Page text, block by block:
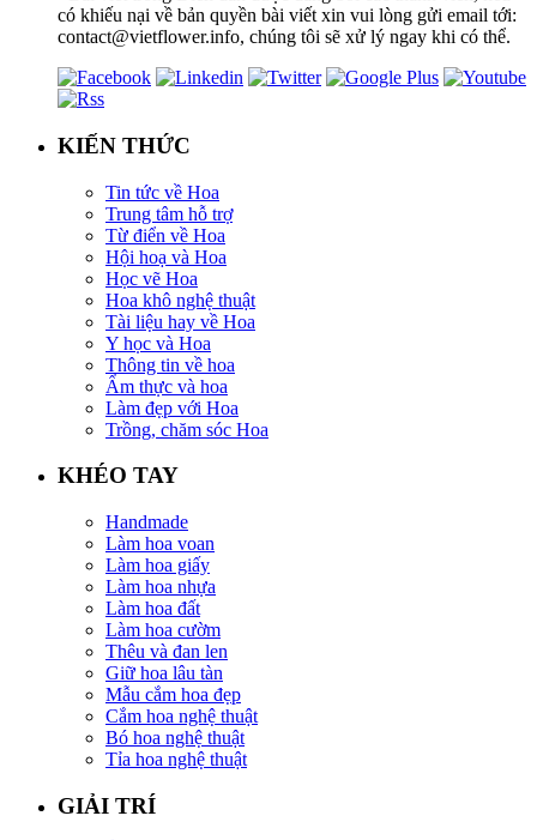
có khiếu nại về bản quyền bài viết xin vui lòng gửi email tới:
contact@vietflower.info, chúng tôi sẽ xử lý ngay khi có thể.
KIẾN THỨC
Tin tức về Hoa
Trung tâm hỗ trợ
Từ điển về Hoa
Hội hoạ và Hoa
Học vẽ Hoa
Hoa khô nghệ thuật
Tài liệu hay về Hoa
Y học và Hoa
Thông tin về hoa
Ẩm thực và hoa
Làm đẹp với Hoa
Trồng, chăm sóc Hoa
KHÉO TAY
Handmade
Làm hoa voan
Làm hoa giấy
Làm hoa nhựa
Làm hoa đất
Làm hoa cườm
Thêu và đan len
Giữ hoa lâu tàn
Mẫu cắm hoa đẹp
Cắm hoa nghệ thuật
Bó hoa nghệ thuật
Tỉa hoa nghệ thuật
GIẢI TRÍ